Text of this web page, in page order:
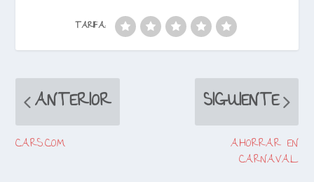
TARIFA:
ANTERIOR
CARS.COM
SIGUIENTE
AHORRAR EN
CARNAVAL